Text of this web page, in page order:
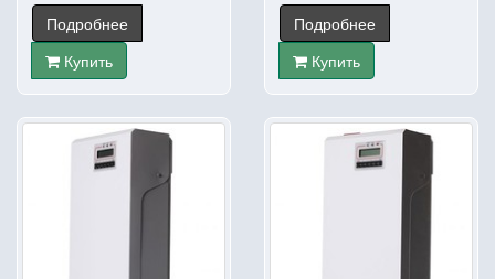
Подробнее
Купить
Подробнее
Купить